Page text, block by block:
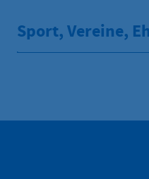
Sport, Vereine,